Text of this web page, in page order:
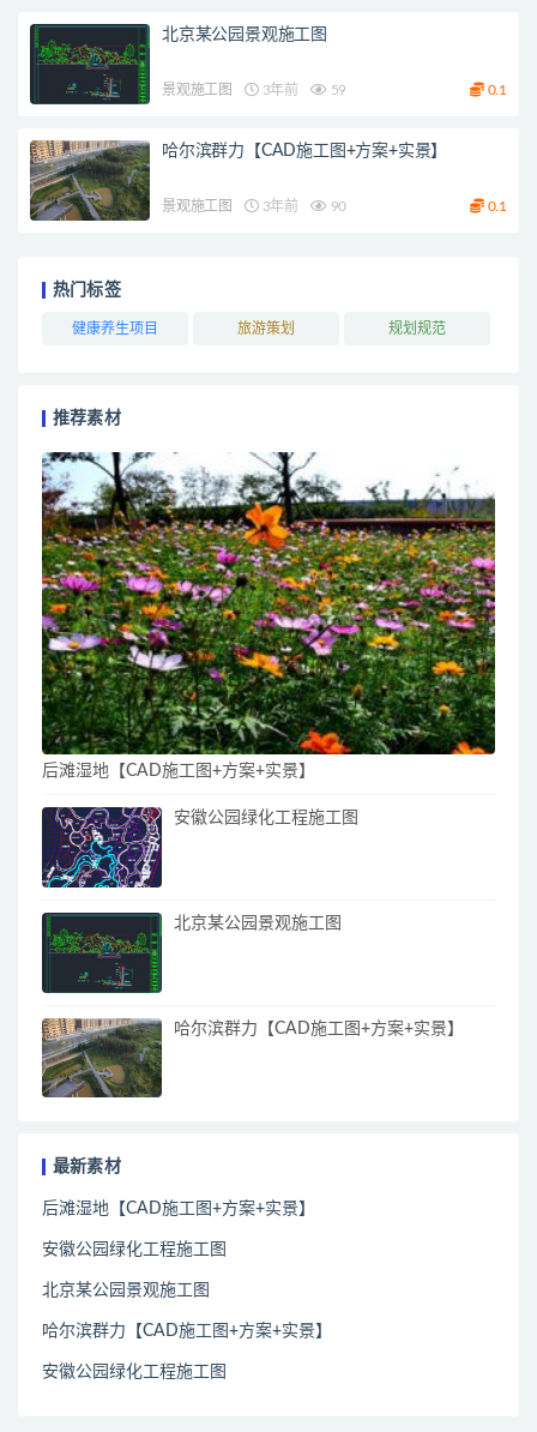
北京某公园景观施工图
景观施工图 3年前 59 0.1
哈尔滨群力【CAD施工图+方案+实景】
景观施工图 3年前 90 0.1
热门标签
健康养生项目 旅游策划 规划规范
推荐素材
后滩湿地【CAD施工图+方案+实景】
安徽公园绿化工程施工图
北京某公园景观施工图
哈尔滨群力【CAD施工图+方案+实景】
最新素材
后滩湿地【CAD施工图+方案+实景】
安徽公园绿化工程施工图
北京某公园景观施工图
哈尔滨群力【CAD施工图+方案+实景】
安徽公园绿化工程施工图